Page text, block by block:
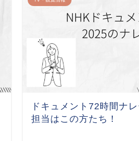
ドキュメント72時間ナ
担当はこの方たち！